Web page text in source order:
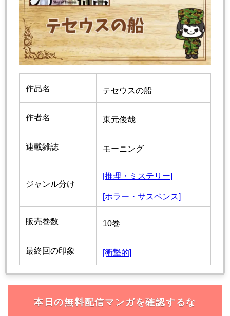
作品名 テセウスの船
作者名 東元俊哉
連載雑誌 モーニング
ジャンル分け
[推理・ミステリー]
[ホラー・サスペンス]
販売巻数 10巻
最終回の印象 [衝撃的]
本日の無料配信マンガを確認するな